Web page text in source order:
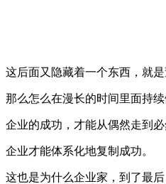
这后面又隐藏着一个东西，就
那么怎么在漫长的时间里面持
企业的成功，才能从偶然走到必
企业才能体系化地复制成功。
这也是为什么企业家，到了最